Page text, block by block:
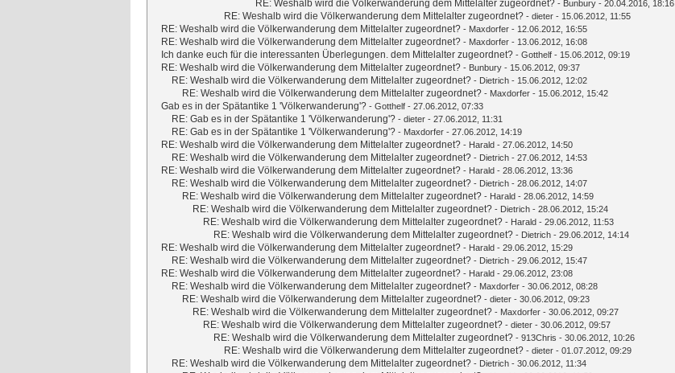
RE: Weshalb wird die Völkerwanderung dem Mittelalter zugeordnet? - Bunbury - 20.04.2016, 18:16
RE: Weshalb wird die Völkerwanderung dem Mittelalter zugeordnet? - dieter - 15.06.2012, 11:55
RE: Weshalb wird die Völkerwanderung dem Mittelalter zugeordnet? - Maxdorfer - 12.06.2012, 16:55
RE: Weshalb wird die Völkerwanderung dem Mittelalter zugeordnet? - Maxdorfer - 13.06.2012, 16:08
Ich danke euch für die interessanten Überlegungen. dem Mittelalter zugeordnet? - Gotthelf - 15.06.2012, 09:19
RE: Weshalb wird die Völkerwanderung dem Mittelalter zugeordnet? - Bunbury - 15.06.2012, 09:37
RE: Weshalb wird die Völkerwanderung dem Mittelalter zugeordnet? - Dietrich - 15.06.2012, 12:02
RE: Weshalb wird die Völkerwanderung dem Mittelalter zugeordnet? - Maxdorfer - 15.06.2012, 15:42
Gab es in der Spätantike 1 'Völkerwanderung'? - Gotthelf - 27.06.2012, 07:33
RE: Gab es in der Spätantike 1 'Völkerwanderung'? - dieter - 27.06.2012, 11:31
RE: Gab es in der Spätantike 1 'Völkerwanderung'? - Maxdorfer - 27.06.2012, 14:19
RE: Weshalb wird die Völkerwanderung dem Mittelalter zugeordnet? - Harald - 27.06.2012, 14:50
RE: Weshalb wird die Völkerwanderung dem Mittelalter zugeordnet? - Dietrich - 27.06.2012, 14:53
RE: Weshalb wird die Völkerwanderung dem Mittelalter zugeordnet? - Harald - 28.06.2012, 13:36
RE: Weshalb wird die Völkerwanderung dem Mittelalter zugeordnet? - Dietrich - 28.06.2012, 14:07
RE: Weshalb wird die Völkerwanderung dem Mittelalter zugeordnet? - Harald - 28.06.2012, 14:59
RE: Weshalb wird die Völkerwanderung dem Mittelalter zugeordnet? - Dietrich - 28.06.2012, 15:24
RE: Weshalb wird die Völkerwanderung dem Mittelalter zugeordnet? - Harald - 29.06.2012, 11:53
RE: Weshalb wird die Völkerwanderung dem Mittelalter zugeordnet? - Dietrich - 29.06.2012, 14:14
RE: Weshalb wird die Völkerwanderung dem Mittelalter zugeordnet? - Harald - 29.06.2012, 15:29
RE: Weshalb wird die Völkerwanderung dem Mittelalter zugeordnet? - Dietrich - 29.06.2012, 15:47
RE: Weshalb wird die Völkerwanderung dem Mittelalter zugeordnet? - Harald - 29.06.2012, 23:08
RE: Weshalb wird die Völkerwanderung dem Mittelalter zugeordnet? - Maxdorfer - 30.06.2012, 08:28
RE: Weshalb wird die Völkerwanderung dem Mittelalter zugeordnet? - dieter - 30.06.2012, 09:23
RE: Weshalb wird die Völkerwanderung dem Mittelalter zugeordnet? - Maxdorfer - 30.06.2012, 09:27
RE: Weshalb wird die Völkerwanderung dem Mittelalter zugeordnet? - dieter - 30.06.2012, 09:57
RE: Weshalb wird die Völkerwanderung dem Mittelalter zugeordnet? - 913Chris - 30.06.2012, 10:26
RE: Weshalb wird die Völkerwanderung dem Mittelalter zugeordnet? - dieter - 01.07.2012, 09:29
RE: Weshalb wird die Völkerwanderung dem Mittelalter zugeordnet? - Dietrich - 30.06.2012, 11:34